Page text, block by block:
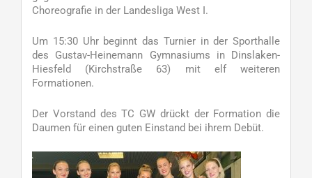
Choreografie in der Landesliga West I.
Um 15:30 Uhr beginnt das Turnier in der Sporthalle
des Gustav-Heinemann Gymnasiums in Dinslaken-
Hiesfeld (Kirchstraße 63) mit elf weiteren
Formationen.
Der Vorstand des TC GW drückt der Formation die
Daumen für einen guten Einstand bei ihrem Debüt.